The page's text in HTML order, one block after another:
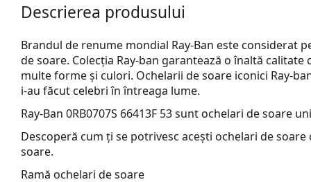
Descrierea produsului
Brandul de renume mondial Ray-Ban este considerat
de soare. Colecția Ray-ban garantează o înaltă
multe forme și culori. Ochelarii de soare iconici Ray-
i-au făcut celebri în întreaga lume.
Ray-Ban 0RB0707S 66413F 53sunt ochelari de soare
Descoperă cum ți se potrivesc acești ochelari de
soare.
Ramă ochelari de soare